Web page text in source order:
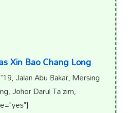
Xin Bao Chang Long
Jalan Abu Bakar, Mersing
Johor Darul Ta'zim,